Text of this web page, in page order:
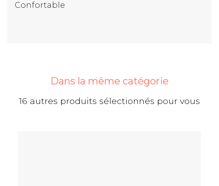
Confortable
Dans la même catégorie
16 autres produits sélectionnés pour vous